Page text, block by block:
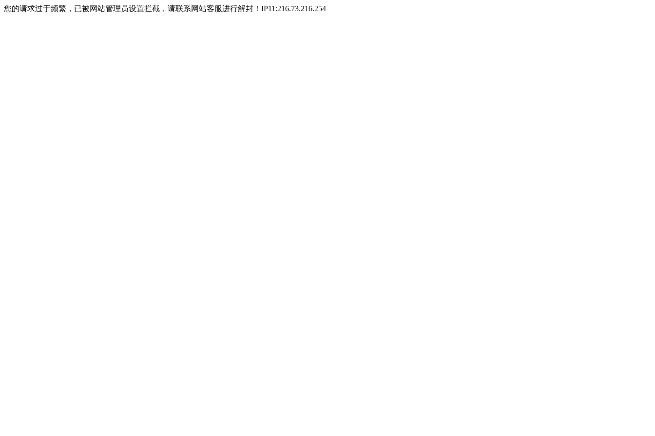
您的请求过于频繁，已被网站管理员设置拦截，请联系网站客服进行解封！IP11:216.73.216.254